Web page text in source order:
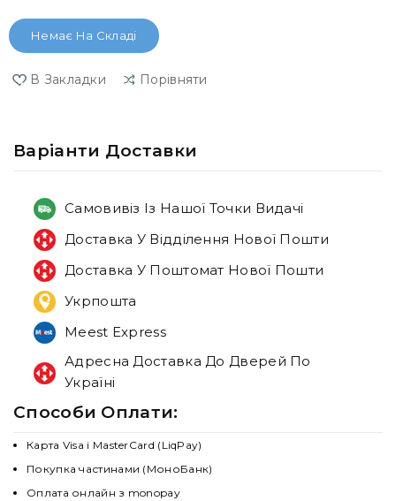
Немає На Складі
В Закладки Порівняти
Варiанти Доставки
Самовивіз Із Нашої Точки Видачі
Доставка У Відділення Нової Пошти
Доставка У Поштомат Нової Пошти
Укрпошта
Meest Express
Адресна Доставка До Дверей По
Україні
Способи Оплати:
Карта Visa і MasterCard (LiqPay)
Покупка частинами (МоноБанк)
Оплата онлайн з monopay